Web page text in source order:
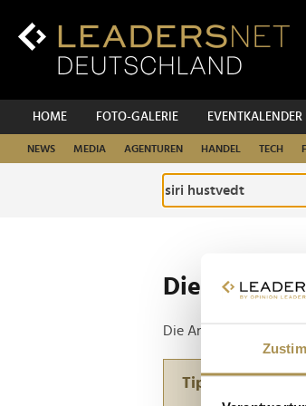
Inhalt
HOME FOTO-GALERIE EVENTKALENDER
NEWS MEDIA AGENTUREN HANDEL TECH
Die ganze
Die Anfrage ergab 1
Tipp